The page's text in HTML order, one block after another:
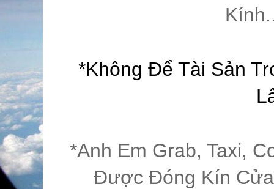
*Không Để Tài Sản
*Anh Em Grab, Taxi,
Được Đóng Kín